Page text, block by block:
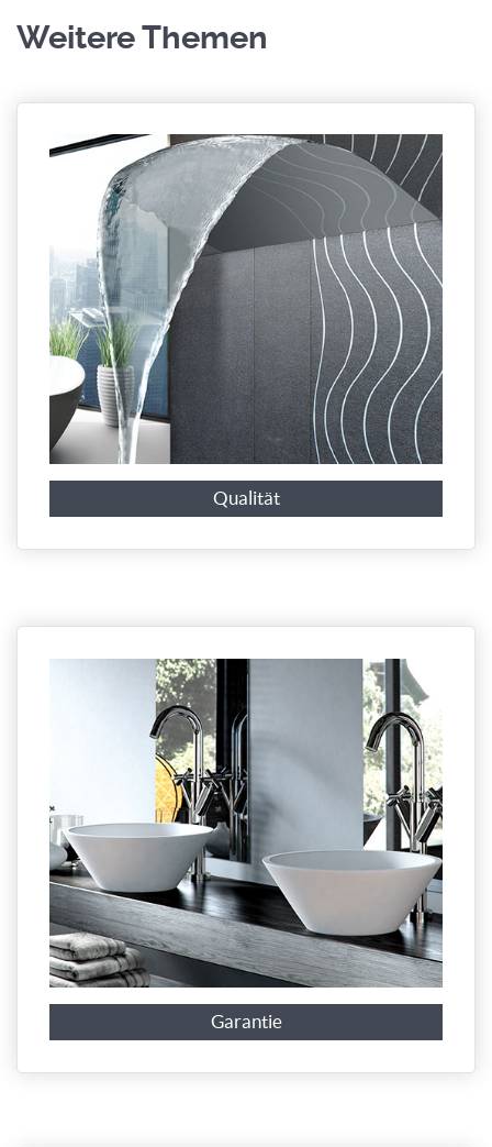
Weitere Themen
Qualität
Garantie